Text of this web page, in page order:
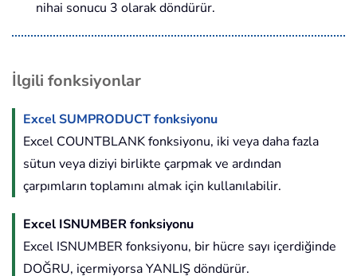
nihai sonucu 3 olarak döndürür.
İlgili fonksiyonlar
Excel SUMPRODUCT fonksiyonu
Excel COUNTBLANK fonksiyonu, iki veya daha fazla
sütun veya diziyi birlikte çarpmak ve ardından
çarpımların toplamını almak için kullanılabilir.
Excel ISNUMBER fonksiyonu
Excel ISNUMBER fonksiyonu, bir hücre sayı içerdiğinde
DOĞRU, içermiyorsa YANLIŞ döndürür.